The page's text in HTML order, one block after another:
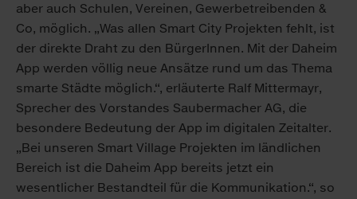
aber auch Schulen, Vereinen, Gewerbetreibenden &
Co, möglich. „Was allen Smart City Projekten fehlt, ist
der direkte Draht zu den BürgerInnen. Mit der Daheim
App werden völlig neue Ansätze rund um das Thema
smarte Städte möglich.“, erläuterte Ralf Mittermayr,
Sprecher des Vorstandes Saubermacher AG, die
besondere Bedeutung der App im digitalen Zeitalter.
„Bei unseren Smart Village Projekten im ländlichen
Bereich ist die Daheim App bereits jetzt ein
wesentlicher Bestandteil für die Kommunikation.“, so